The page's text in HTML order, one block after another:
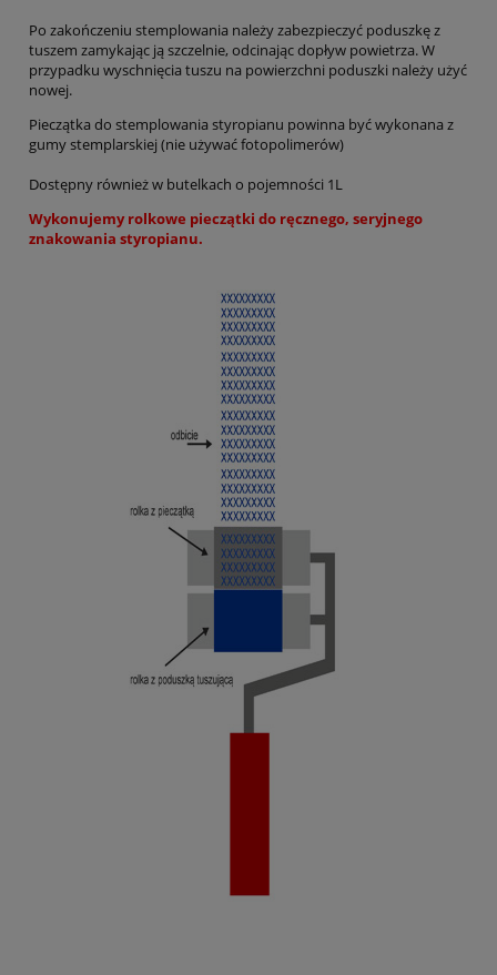
Po zakończeniu stemplowania należy zabezpieczyć poduszkę z
tuszem zamykając ją szczelnie, odcinając dopływ powietrza. W
przypadku wyschnięcia tuszu na powierzchni poduszki należy użyć
nowej.
Pieczątka do stemplowania styropianu powinna być wykonana z
gumy stemplarskiej (nie używać fotopolimerów)
Dostępny również w butelkach o pojemności 1L
Wykonujemy rolkowe pieczątki do ręcznego, seryjnego
znakowania styropianu.